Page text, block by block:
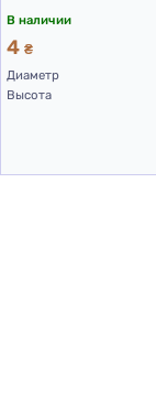
В наличии
4 ₴
Диаметр
Высота